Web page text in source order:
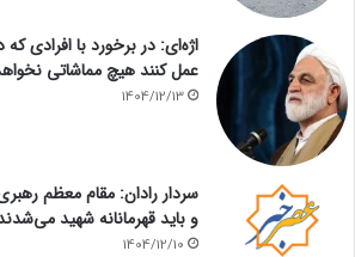
اژه‌ای: در برخورد با افرادی
عمل کنند هیچ مماشاتی
1404/12/13
سردار رادان: مقام معظم
و باید قهرمانانه شهید
1404/12/10